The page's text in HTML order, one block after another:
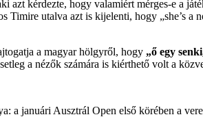
kérdezte, hogy valamiért mérges-e a
Timire utalva azt is kijelenti, hogy „she’s a
a magyar hölgyről, hogy „ő egy
a nézők számára is kiérthető volt a
a januári Ausztrál Open első körében a